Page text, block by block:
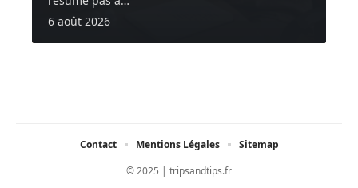
6 août 2026
© 2025 | tripsandtips.fr
Contact Mentions Légales Sitemap